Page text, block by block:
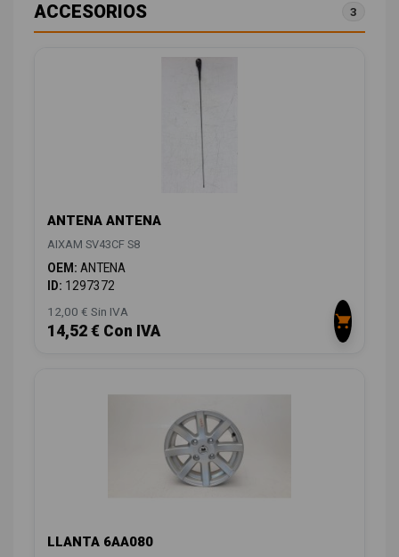
ACCESORIOS 3
ANTENA ANTENA
AIXAM SV43CF S8
OEM: ANTENA
ID: 1297372
12,00 € Sin IVA
14,52 € Con IVA
LLANTA 6AA080